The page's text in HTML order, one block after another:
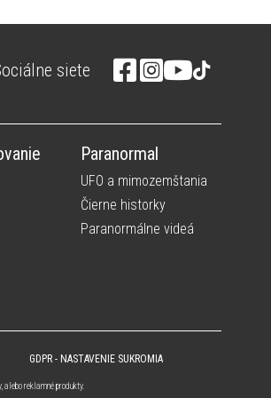
siete
Paranormal
UFO a mimozemštania
Čierne historky
Paranormálne videá
GDPR - NASTAVENIE SUKROMIA
reklamné produkty.